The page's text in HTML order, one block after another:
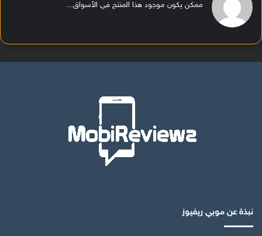
ممكن يكون موجود هذا المنتج في الأسواق...
نبذة عن موبي ريفيوز